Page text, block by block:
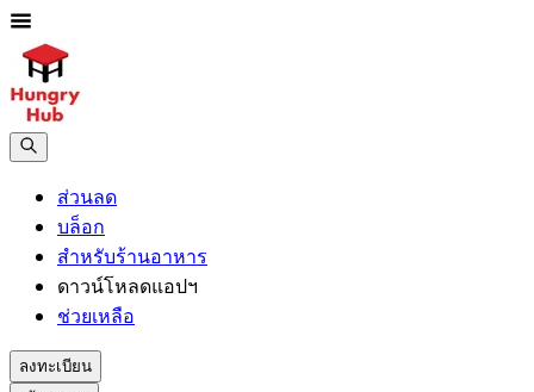
ส่วนลด
บล็อก
สำหรับร้านอาหาร
ดาวน์โหลดแอปฯ
ช่วยเหลือ
ลงทะเบียน